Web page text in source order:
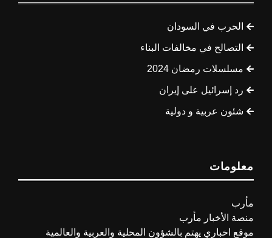
الحرب في السودان
التصالح في مخالفات البناء
مسلسلات رمضان 2024
رد إسرائيل على إيران
شئون عربية و دولية
معلومات
مأرب
منصة الأخبار مأرب
موقع اخباري يهتم بالشؤون المحلية والعربية والعالمية